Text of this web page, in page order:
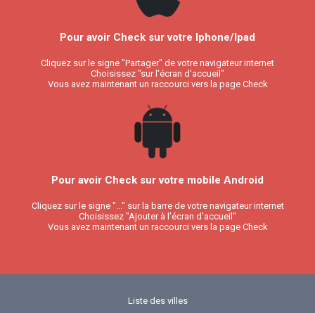
Pour avoir Check sur votre Iphone/Ipad
Cliquez sur le signe "Partager" de votre navigateur internet
Choisissez "sur l'écran d'accueil"
Vous avez maintenant un raccourci vers la page Check
Pour avoir Check sur votre mobile Android
Cliquez sur le signe "..." sur la barre de votre navigateur internet
Choisissez "Ajouter à l'écran d'accueil"
Vous avez maintenant un raccourci vers la page Check
Liste des villes